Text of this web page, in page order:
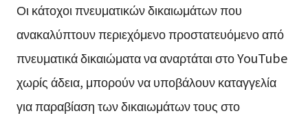
Οι κάτοχοι πνευματικών δικαιωμάτων που
ανακαλύπτουν περιεχόμενο προστατευόμενο από
πνευματικά δικαιώματα να αναρτάται στο YouTube
χωρίς άδεια, μπορούν να υποβάλουν καταγγελία
για παραβίαση των δικαιωμάτων τους στο